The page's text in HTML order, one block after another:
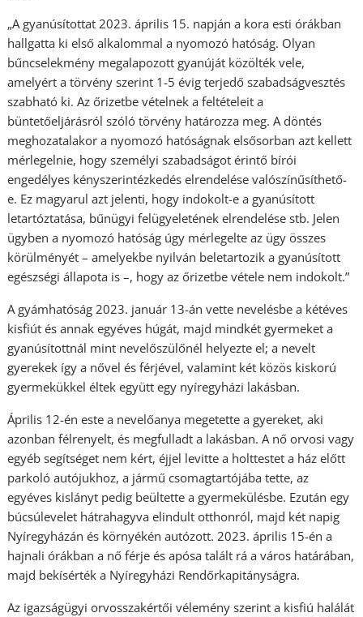
„A gyanúsítottat 2023. április 15. napján a kora esti órákban
hallgatta ki első alkalommal a nyomozó hatóság. Olyan
bűncselekmény megalapozott gyanúját közölték vele,
amelyért a törvény szerint 1-5 évig terjedő szabadságvesztés
szabható ki. Az őrizetbe vételnek a feltételeit a
büntetőeljárásról szóló törvény határozza meg. A döntés
meghozatalakor a nyomozó hatóságnak elsősorban azt kellett
mérlegelnie, hogy személyi szabadságot érintő bírói
engedélyes kényszerintézkedés elrendelése valószínűsíthető-
e. Ez magyarul azt jelenti, hogy indokolt-e a gyanúsított
letartóztatása, bűnügyi felügyeletének elrendelése stb. Jelen
ügyben a nyomozó hatóság úgy mérlegelte az ügy összes
körülményét – amelyekbe nyilván beletartozik a gyanúsított
egészségi állapota is –, hogy az őrizetbe vétele nem indokolt.”
A gyámhatóság 2023. január 13-án vette nevelésbe a kétéves
kisfiút és annak egyéves húgát, majd mindkét gyermeket a
gyanúsítottnál mint nevelőszülőnél helyezte el; a nevelt
gyerekek így a nővel és férjével, valamint két közös kiskorú
gyermekükkel éltek együtt egy nyíregyházi lakásban.
Április 12-én este a nevelőanya megetette a gyereket, aki
azonban félrenyelt, és megfulladt a lakásban. A nő orvosi vagy
egyéb segítséget nem kért, éjjel levitte a holttestet a ház előtt
parkoló autójukhoz, a jármű csomagtartójába tette, az
egyéves kislányt pedig beültette a gyermekülésbe. Ezután egy
búcsúlevelet hátrahagyva elindult otthonról, majd két napig
Nyíregyházán és környékén autózott. 2023. április 15-én a
hajnali órákban a nő férje és apósa talált rá a város határában,
majd bekísérték a Nyíregyházi Rendőrkapitányságra.
Az igazságügyi orvosszakértői vélemény szerint a kisfiú halálát